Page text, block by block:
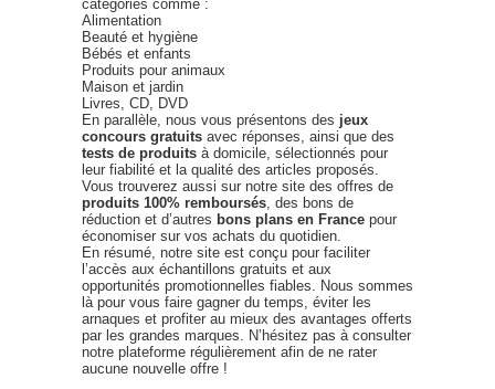
catégories comme :
Alimentation
Beauté et hygiène
Bébés et enfants
Produits pour animaux
Maison et jardin
Livres, CD, DVD
En parallèle, nous vous présentons des jeux
concours gratuits avec réponses, ainsi que des
tests de produits à domicile, sélectionnés pour
leur fiabilité et la qualité des articles proposés.
Vous trouverez aussi sur notre site des offres de
produits 100% remboursés , des bons de
réduction et d’autres bons plans en France pour
économiser sur vos achats du quotidien.
En résumé, notre site est conçu pour faciliter
l’accès aux échantillons gratuits et aux
opportunités promotionnelles fiables. Nous sommes
là pour vous faire gagner du temps, éviter les
arnaques et profiter au mieux des avantages offerts
par les grandes marques. N’hésitez pas à consulter
notre plateforme régulièrement afin de ne rater
aucune nouvelle offre !